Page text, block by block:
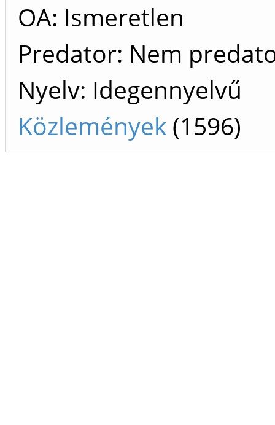
OA: Ismeretlen
Predator: Nem
Nyelv: Idegennyelvű
Közlemények (1596)